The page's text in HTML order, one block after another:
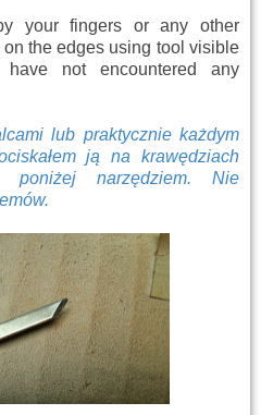
your fingers or any other
the edges using tool visible
not encountered any
lub praktycznie każdym
ją na krawędziach
poniżej narzędziem. Nie